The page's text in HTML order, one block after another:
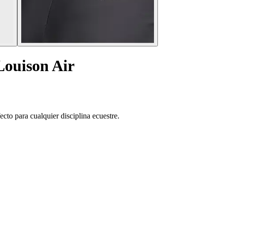
Air
para cualquier disciplina ecuestre.